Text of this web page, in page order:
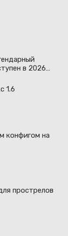
в 2026
1.6
конфигом на
прострелов